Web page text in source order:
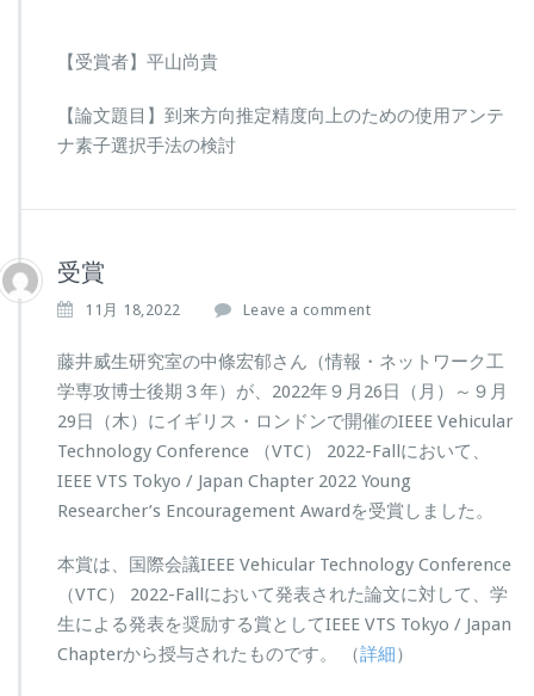
【受賞者】平山尚貴
【論文題目】到来方向推定精度向上のための使用アンテ
ナ素子選択手法の検討
受賞
11月 18,2022 Leave a comment
藤井威生研究室の中條宏郁さん（情報・ネットワーク工
学専攻博士後期３年）が、2022年９月26日（月）～９月
29日（木）にイギリス・ロンドンで開催のIEEE Vehicular
Technology Conference （VTC） 2022-Fallにおいて、
IEEE VTS Tokyo / Japan Chapter 2022 Young
Researcher’s Encouragement Awardを受賞しました。
本賞は、国際会議IEEE Vehicular Technology Conference
（VTC） 2022-Fallにおいて発表された論文に対して、学
生による発表を奨励する賞としてIEEE VTS Tokyo / Japan
Chapterから授与されたものです。 （詳細）